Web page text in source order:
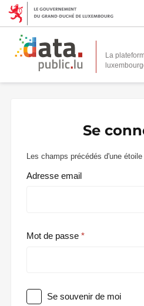
La
Se
Les champs précédés d'une étoile
Adresse email
Mot de passe
Se souvenir de moi